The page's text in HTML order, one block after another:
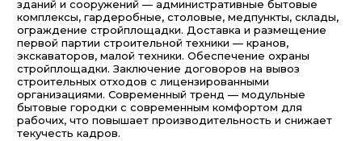
зданий и сооружений — административные бытовые
комплексы, гардеробные, столовые, медпункты, склады,
ограждение стройплощадки. Доставка и размещение
первой партии строительной техники — кранов,
экскаваторов, малой техники. Обеспечение охраны
стройплощадки. Заключение договоров на вывоз
строительных отходов с лицензированными
организациями. Современный тренд — модульные
бытовые городки с современным комфортом для
рабочих, что повышает производительность и снижает
текучесть кадров.